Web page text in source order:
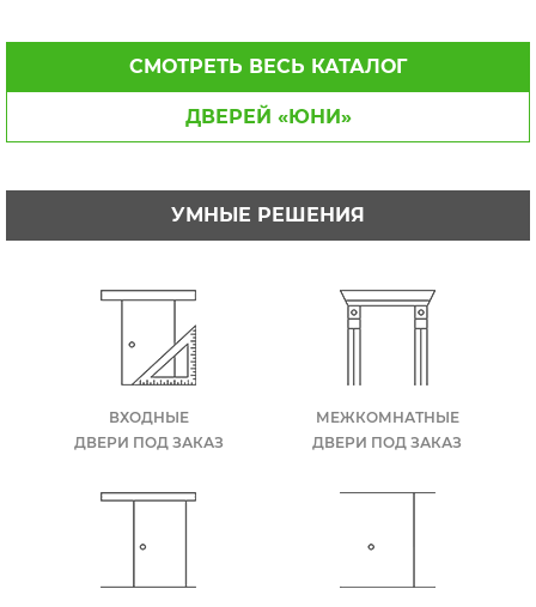
СМОТРЕТЬ ВЕСЬ КАТАЛОГ
ДВЕРЕЙ «ЮНИ»
УМНЫЕ РЕШЕНИЯ
ВХОДНЫЕ
ДВЕРИ ПОД ЗАКАЗ
МЕЖКОМНАТНЫЕ
ДВЕРИ ПОД ЗАКАЗ